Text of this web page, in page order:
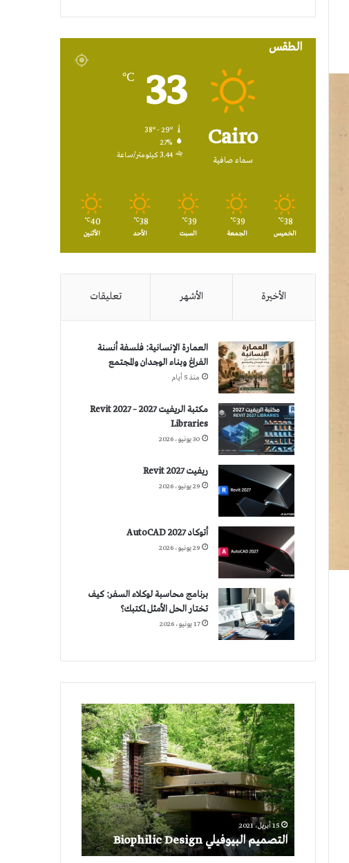
الطقس
Cairo
سماء صافية
33
℃
38º - 29º
27%
3.44 كيلومتر/ساعة
38
℃
الخميس
39
℃
الجمعة
39
℃
السبت
38
℃
الأحد
40
℃
الأثنين
الأخيرة الأشهر تعليقات
العمارة الإنسانية: فلسفة أنسنة
الفراغ وبناء الوجدان والمجتمع
منذ 5 أيام
مكتبة الريفيت 2027 – Revit 2027
Libraries
30 يونيو، 2026
ريفيت 2027 Revit
29 يونيو، 2026
أتوكاد 2027 AutoCAD
29 يونيو، 2026
برنامج محاسبة لوكلاء السفر: كيف
تختار الحل الأمثل لمكتبك؟
17 يونيو، 2026
التصميم
البيوفيلي
Biophilic
Design
15 أبريل، 2021
التصميم البيوفيلي Biophilic Design